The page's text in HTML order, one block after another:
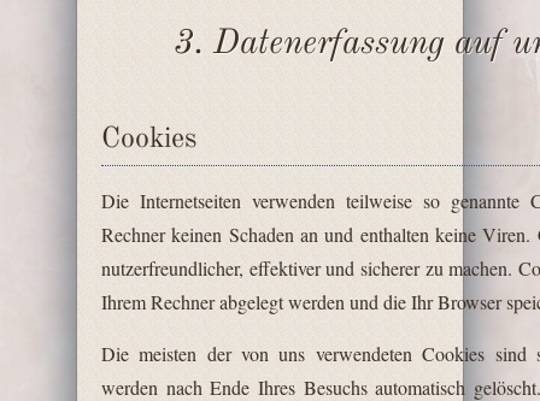
3. Datenerfassung auf
Cookies
Die Internetseiten verwenden teilweise so
Rechner keinen Schaden an und enthalten keine
nutzerfreundlicher, effektiver und sicherer zu machen.
Ihrem Rechner abgelegt werden und die Ihr Browser
Die meisten der von uns verwendeten Cookies sind
werden nach Ende Ihres Besuchs automatisch